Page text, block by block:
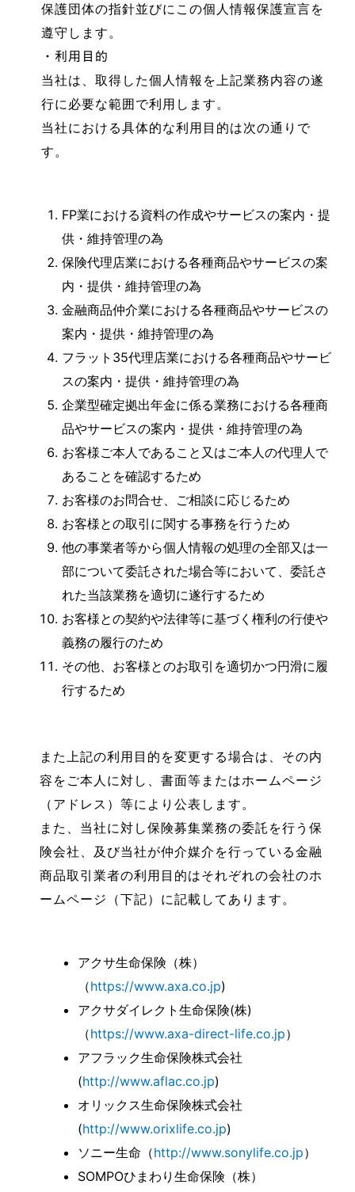
保護団体の指針並びにこの個人情報保護宣言を
遵守します。
・利用目的
当社は、取得した個人情報を上記業務内容の遂
行に必要な範囲で利用します。
当社における具体的な利用目的は次の通りで
す。
FP業における資料の作成やサービスの案内・提
供・維持管理の為
保険代理店業における各種商品やサービスの案
内・提供・維持管理の為
金融商品仲介業における各種商品やサービスの
案内・提供・維持管理の為
フラット35代理店業における各種商品やサービ
スの案内・提供・維持管理の為
企業型確定拠出年金に係る業務における各種商
品やサービスの案内・提供・維持管理の為
お客様ご本人であること又はご本人の代理人で
あることを確認するため
お客様のお問合せ、ご相談に応じるため
お客様との取引に関する事務を行うため
他の事業者等から個人情報の処理の全部又は一
部について委託された場合等において、委託さ
れた当該業務を適切に遂行するため
お客様との契約や法律等に基づく権利の行使や
義務の履行のため
その他、お客様とのお取引を適切かつ円滑に履
行するため
また上記の利用目的を変更する場合は、その内
容をご本人に対し、書面等またはホームページ
（アドレス）等により公表します。
また、当社に対し保険募集業務の委託を行う保
険会社、及び当社が仲介媒介を行っている金融
商品取引業者の利用目的はそれぞれの会社のホ
ームページ（下記）に記載してあります。
アクサ生命保険（株）
（https://www.axa.co.jp)
アクサダイレクト生命保険(株)
（https://www.axa-direct-life.co.jp）
アフラック生命保険株式会社
(http://www.aflac.co.jp)
オリックス生命保険株式会社
(http://www.orixlife.co.jp)
ソニー生命（http://www.sonylife.co.jp）
SOMPOひまわり生命保険（株）